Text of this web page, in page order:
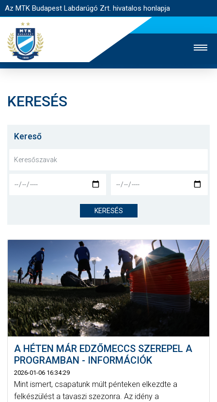
Az MTK Budapest Labdarúgó Zrt. hivatalos honlapja
JEGYÉRTÉKESÍTÉS
NYITÓLAP
CSAPATOK
KLUB
GALÉRIA
SZURKOLÓI ÉLMÉNYEK
AKKREDITÁCIÓ
KERESÉS
Kereső
KERESÉS
A HÉTEN MÁR EDZŐMECCS SZEREPEL A
PROGRAMBAN - INFORMÁCIÓK
2026-01-06 16:34:29
Mint ismert, csapatunk múlt pénteken elkezdte a
felkészülést a tavaszi szezonra. Az idény a